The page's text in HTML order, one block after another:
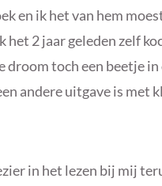
en ik het van hem
het 2 jaar geleden zelf
droom toch een beetje
andere uitgave is met
in het lezen bij mij